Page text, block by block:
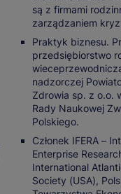
są z firmami
zarządzaniem
Praktyk biznesu.
przedsiębiorstwo
nadzorczej
Zdrowia sp. z o.o.
Rady Naukowej
Polskiego.
Członek IFERA –
Enterprise
International
Society (USA),